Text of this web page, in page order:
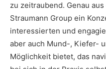
zu zeitraubend. Genau
Straumann Group ein
interessierten und
aber auch Mund-, Kiefer-
Möglichkeit bietet, das